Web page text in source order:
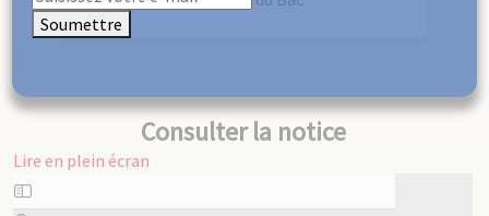
Consulter la notice
Lire en plein écran
Aller
au
Soumettre